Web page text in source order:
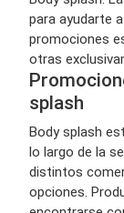
para ayudarte
promociones
otras
splash
Body splash
lo largo de la
distintos
opciones.